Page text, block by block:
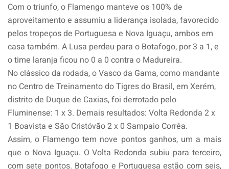
Com o triunfo, o Flamengo manteve os 100% de
aproveitamento e assumiu a liderança isolada, favorecido
pelos tropeços de Portuguesa e Nova Iguaçu, ambos em
casa também. A Lusa perdeu para o Botafogo, por 3 a 1, e
o time laranja ficou no 0 a 0 contra o Madureira.
No clássico da rodada, o Vasco da Gama, como mandante
no Centro de Treinamento do Tigres do Brasil, em Xerém,
distrito de Duque de Caxias, foi derrotado pelo
Fluminense: 1 x 3. Demais resultados: Volta Redonda 2 x
1 Boavista e São Cristóvão 2 x 0 Sampaio Corrêa.
Assim, o Flamengo tem nove pontos ganhos, um a mais
que o Nova Iguaçu. O Volta Redonda subiu para terceiro,
com sete pontos. Botafogo e Portuguesa estão com seis,